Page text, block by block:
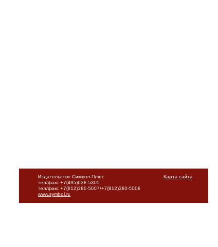
Карта сайта
Издательство Символ-Плюс
тел/факс +7(495)638-5305
тел/факс +7(812)380-5007/+7(812)380-5008
www.symbol.ru